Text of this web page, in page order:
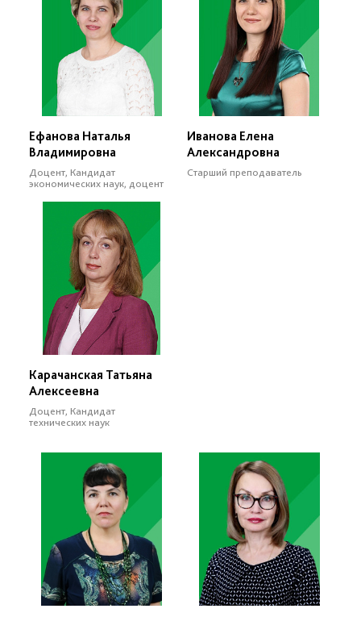
Ефанова Наталья
Владимировна
Доцент, Кандидат
экономических наук, доцент
Иванова Елена
Александровна
Старший преподаватель
Карачанская Татьяна
Алексеевна
Доцент, Кандидат
технических наук